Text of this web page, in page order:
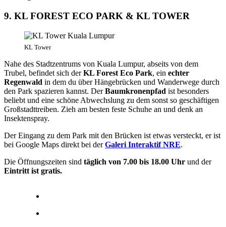
9. KL FOREST ECO PARK & KL TOWER
KL Tower
Nahe des Stadtzentrums von Kuala Lumpur, abseits von dem
Trubel, befindet sich derKL Forest Eco Park, ein echter
Regenwald in dem du über Hängebrücken und Wanderwege durch
den Park spazieren kannst. DerBaumkronenpfad ist besonders
beliebt und eine schöne Abwechslung zu dem sonst so geschäftigen
Großstadttreiben. Zieh am besten feste Schuhe an und denk an
Insektenspray.
Der Eingang zu dem Park mit den Brücken ist etwas versteckt, er ist
bei Google Maps direkt bei derGaleri Interaktif NRE.
Die Öffnungszeiten sind täglich von 7.00 bis 18.00 Uhr und der
Eintritt ist gratis.